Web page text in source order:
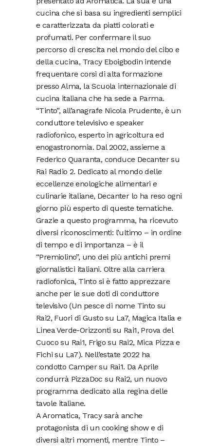
cucina che si basa su ingredienti semplici
e caratterizzata da piatti colorati e
profumati. Per confermare il suo
percorso di crescita nel mondo del cibo e
della cucina, Tracy Eboigbodin intende
frequentare corsi di alta formazione
presso Alma, la Scuola internazionale di
cucina italiana che ha sede a Parma.
“Tinto”, all’anagrafe Nicola Prudente, è un
conduttore televisivo e speaker
radiofonico, esperto in agricoltura ed
enogastronomia. Dal 2002, assieme a
Federico Quaranta, conduce Decanter su
Rai Radio 2. Dedicato al mondo delle
eccellenze enologiche alimentari e
culinarie italiane, Decanter lo ha reso ogni
giorno più esperto di queste tematiche.
Grazie a questo programma, ha ricevuto
diversi riconoscimenti: l’ultimo – in ordine
di tempo e di importanza – è il
“Premiolino”, uno dei più antichi premi
giornalistici italiani. Oltre alla carriera
radiofonica, Tinto si è fatto apprezzare
anche per le sue doti di conduttore
televisivo (Un pesce di nome Tinto su
Rai2, Fuori di Gusto su La7, Magica Italia e
Linea Verde-Orizzonti su Rai1, Prova del
Cuoco su Rai1, Frigo su Rai2, Mica Pizza e
Fichi su La7). Nell’estate 2022 ha
condotto Camper su Rai1. Da Aprile
condurrà PizzaDoc su Rai2, un nuovo
programma dedicato alla regina delle
tavole italiane.
A Aromatica, Tracy sarà anche
protagonista di un cooking show e di
diversi altri momenti, mentre Tinto –